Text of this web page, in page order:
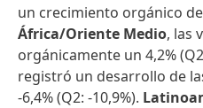
un crecimiento orgánico de
África/Oriente Medio, las
orgánicamente un 4,2%
registró un desarrollo de
-6,4% (Q2: -10,9%).